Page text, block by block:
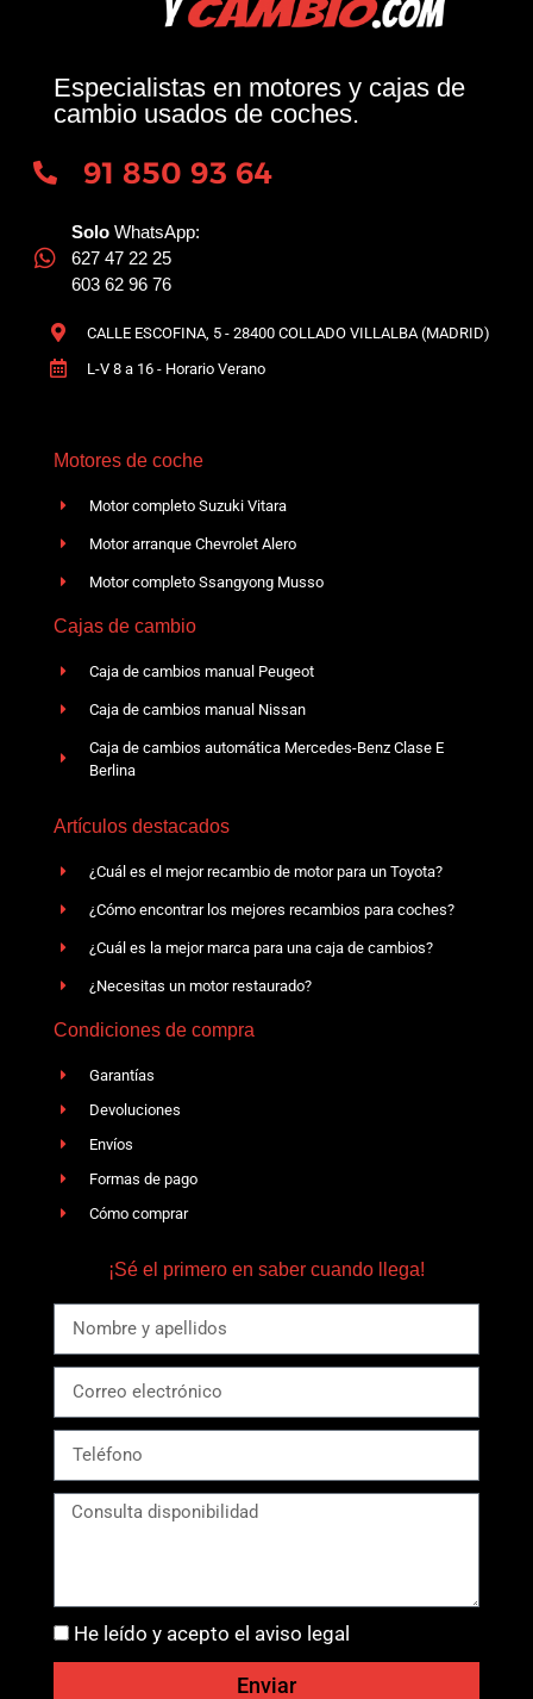
Especialistas en motores y cajas de
cambio usados de coches.
91 850 93 64
Solo WhatsApp:
627 47 22 25
603 62 96 76
CALLE ESCOFINA, 5 - 28400 COLLADO VILLALBA (MADRID)
L-V 8 a 16 - Horario Verano
Motores de coche
Motor completo Suzuki Vitara
Motor arranque Chevrolet Alero
Motor completo Ssangyong Musso
Cajas de cambio
Caja de cambios manual Peugeot
Caja de cambios manual Nissan
Caja de cambios automática Mercedes-Benz Clase E
Berlina
Artículos destacados
¿Cuál es el mejor recambio de motor para un Toyota?
¿Cómo encontrar los mejores recambios para coches?
¿Cuál es la mejor marca para una caja de cambios?
¿Necesitas un motor restaurado?
Condiciones de compra
Garantías
Devoluciones
Envíos
Formas de pago
Cómo comprar
¡Sé el primero en saber cuando llega!
He leído y acepto el aviso legal
Enviar